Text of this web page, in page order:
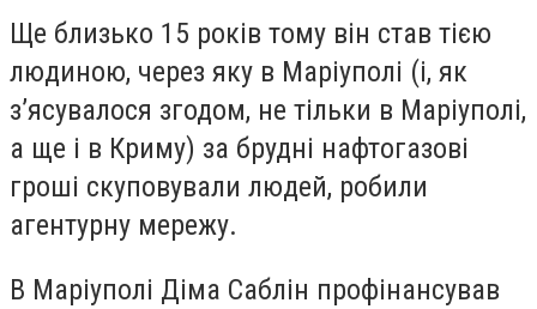
Ще близько 15 років тому він став тією
людиною, через яку в Маріуполі (і, як
з’ясувалося згодом, не тільки в Маріуполі,
а ще і в Криму) за брудні нафтогазові
гроші скуповували людей, робили
агентурну мережу.
В Маріуполі Діма Саблін профінансував